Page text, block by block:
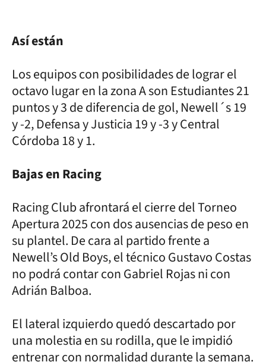
Así están
Los equipos con posibilidades de lograr el
octavo lugar en la zona A son Estudiantes 21
puntos y 3 de diferencia de gol, Newell´s 19
y -2, Defensa y Justicia 19 y -3 y Central
Córdoba 18 y 1.
Bajas en Racing
Racing Club afrontará el cierre del Torneo
Apertura 2025 con dos ausencias de peso en
su plantel. De cara al partido frente a
Newell’s Old Boys, el técnico Gustavo Costas
no podrá contar con Gabriel Rojas ni con
Adrián Balboa.
El lateral izquierdo quedó descartado por
una molestia en su rodilla, que le impidió
entrenar con normalidad durante la semana.